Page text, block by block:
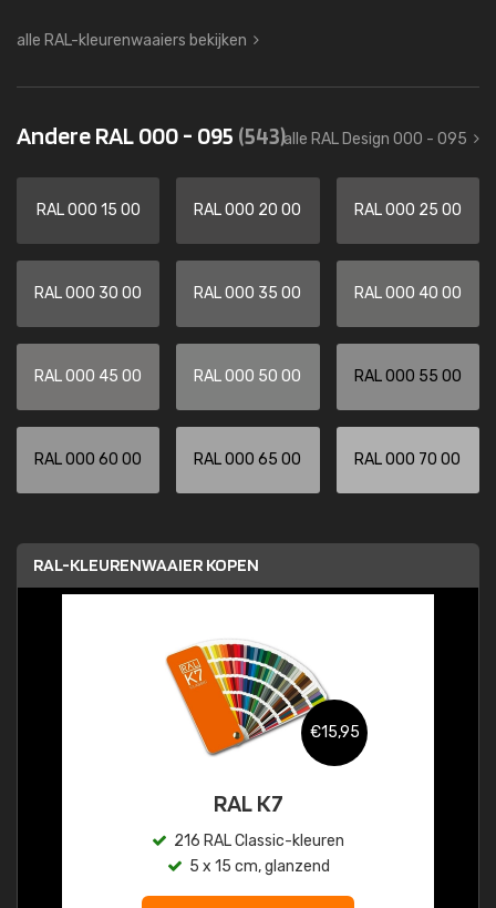
alle RAL-kleurenwaaiers bekijken
Andere RAL 000 - 095 (543)alle RAL Design 000 - 095
RAL 000 15 00 RAL 000 20 00 RAL 000 25 00
RAL 000 30 00 RAL 000 35 00 RAL 000 40 00
RAL 000 45 00 RAL 000 50 00 RAL 000 55 00
RAL 000 60 00 RAL 000 65 00 RAL 000 70 00
RAL-KLEURENWAAIER KOPEN
€15,95
RAL K7
216 RAL Classic-kleuren
5 x 15 cm, glanzend